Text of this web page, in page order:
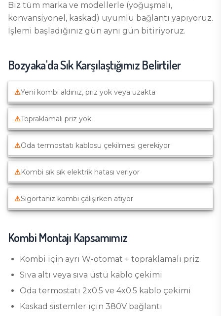
Biz tüm marka ve modellerle (yoğuşmalı,
konvansiyonel, kaskad) uyumlu bağlantı yapıyoruz.
İşlemi başladığınız gün aynı gün bitiriyoruz.
Bozyaka'da Sık Karşılaştığımız Belirtiler
⚠Yeni kombi aldınız, priz yok veya uzakta
⚠Topraklamalı priz yok
⚠Oda termostatı kablosu çekilmesi gerekiyor
⚠Kombi sık sık elektrik hatası veriyor
⚠Sigortanız kombi çalışırken atıyor
Kombi Montajı Kapsamımız
Kombi için ayrı W-otomat + topraklamalı priz
Sıva altı veya sıva üstü kablo çekimi
Oda termostatı 2x0.5 ve 4x0.5 kablo çekimi
Kaskad sistemler için 380V bağlantı